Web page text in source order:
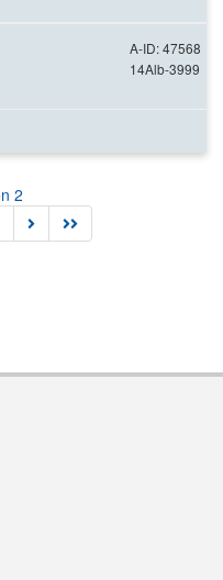
A-ID: 47568
14Alb-3999
2